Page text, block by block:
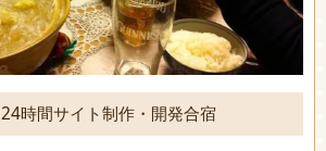
時間サイト制作・開発合宿